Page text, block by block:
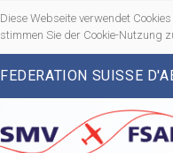
Diese Webseite verwendet
stimmen Sie der Cookie-Nutzung
FEDERATION SUISSE